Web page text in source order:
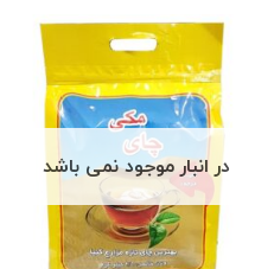
در انبار موجود نمی باشد